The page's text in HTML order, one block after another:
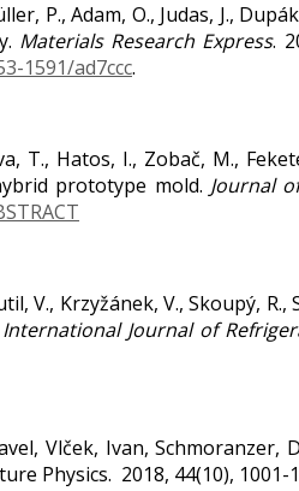
P., Adam, O., Judas, J.,
Materials Research Express.
1591/ad7ccc.
T., Hatos, I., Zobač, M.,
prototype mold. Journal
V., Krzyžánek, V., Skoupý,
International Journal of
Vlček, Ivan,
Physics. 2018, 44(10), 1001-